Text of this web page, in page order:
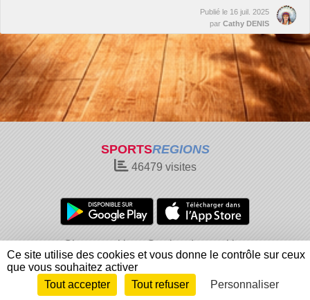
Publié le 16 juil. 2025
par Cathy DENIS
SPORTSREGIONS
46479 visites
Charte cookies
Gestion des cookies
Informations légales
Signaler un contenu inapproprié
Envie de participer ? Connexion
Ce site utilise des cookies et vous donne le contrôle sur ceux
que vous souhaitez activer
Tout accepter
Tout refuser Personnaliser